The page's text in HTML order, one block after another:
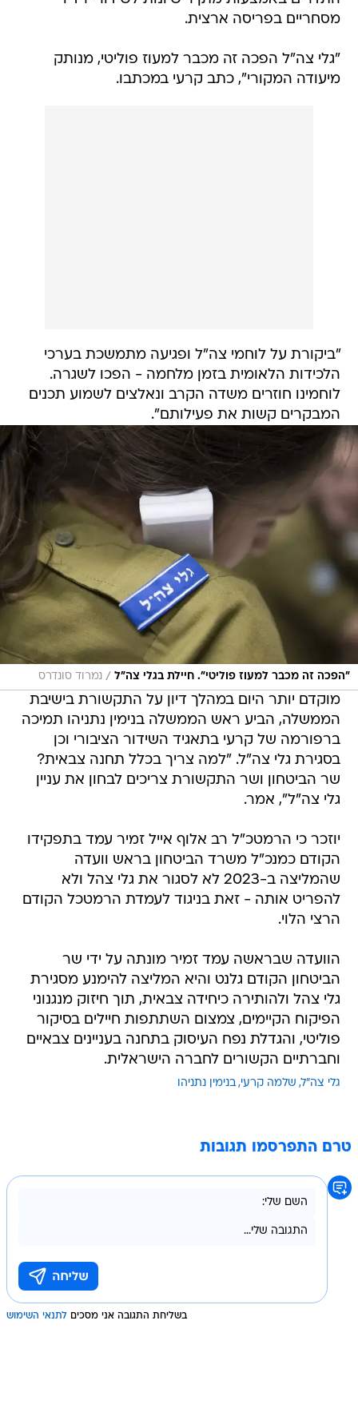
מסחריים בפריסה ארצית.
"גלי צה"ל הפכה זה מכבר למעוז פוליטי, מנותק
מיעודה המקורי", כתב קרעי במכתבו.
"ביקורת על לוחמי צה"ל ופגיעה מתמשכת בערכי
הלכידות הלאומית בזמן מלחמה - הפכו לשגרה.
לוחמינו חוזרים משדה הקרב ונאלצים לשמוע תכנים
המבקרים קשות את פעילותם".
"הפכה זה מכבר למעוז פוליטי". חיילת בגלי צה"ל / נמרוד סונדרס
מוקדם יותר היום במהלך דיון על התקשורת בישיבת
הממשלה, הביע ראש הממשלה בנימין נתניהו תמיכה
ברפורמה של קרעי בתאגיד השידור הציבורי וכן
בסגירת גלי צה"ל. "למה צריך בכלל תחנה צבאית?
שר הביטחון ושר התקשורת צריכים לבחון את עניין
גלי צה"ל", אמר.
יוזכר כי הרמטכ"ל רב אלוף אייל זמיר עמד בתפקידו
הקודם כמנכ"ל משרד הביטחון בראש וועדה
שהמליצה ב-2023 לא לסגור את גלי צהל ולא
להפריט אותה - זאת בניגוד לעמדת הרמטכל הקודם
הרצי הלוי.
הוועדה שבראשה עמד זמיר מונתה על ידי שר
הביטחון הקודם גלנט והיא המליצה להימנע מסגירת
גלי צהל ולהותירה כיחידה צבאית, תוך חיזוק מנגנוני
הפיקוח הקיימים, צמצום השתתפות חיילים בסיקור
פוליטי, והגדלת נפח העיסוק בתחנה בעניינים צבאיים
וחברתיים הקשורים לחברה הישראלית.
גלי צה"ל שלמה קרעי בנימין נתניהו
טרם התפרסמו תגובות
בשליחת התגובה אני מסכים לתנאי השימוש